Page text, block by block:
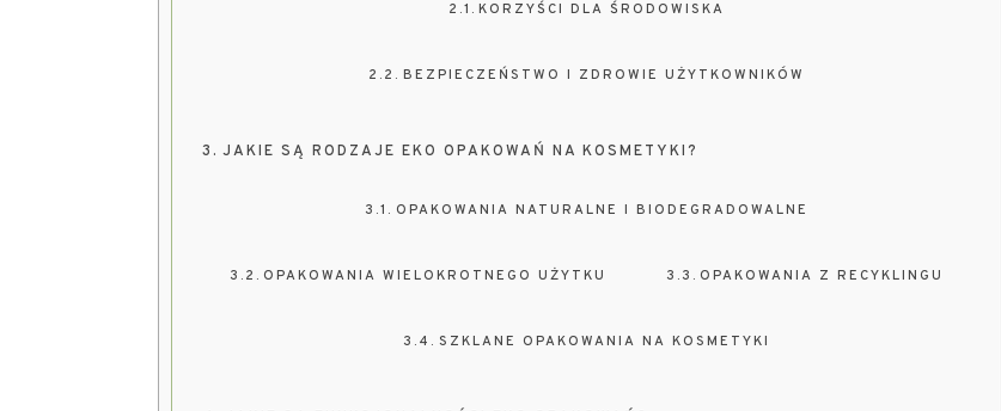
KORZYŚCI DLA ŚRODOWISKA
BEZPIECZEŃSTWO I ZDROWIE UŻYTKOWNIKÓW
JAKIE SĄ RODZAJE EKO OPAKOWAŃ NA KOSMETYKI?
OPAKOWANIA NATURALNE I BIODEGRADOWALNE
OPAKOWANIA WIELOKROTNEGO UŻYTKU OPAKOWANIA Z RECYKLINGU
SZKLANE OPAKOWANIA NA KOSMETYKI